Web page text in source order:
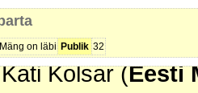
Mäng on läbi Publik 32
2 - 4
Kütisaar (
Kolsar (Eesti